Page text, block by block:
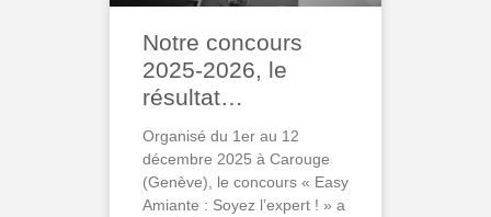
Notre concours
2025-2026, le
résultat…
Organisé du 1er au 12
décembre 2025 à Carouge
(Genève), le concours « Easy
Amiante : Soyez l’expert ! » a